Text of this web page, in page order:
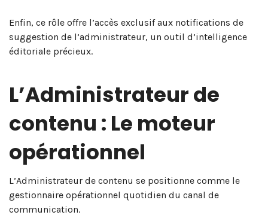
Enfin, ce rôle offre l’accès exclusif aux notifications de
suggestion de l’administrateur, un outil d’intelligence
éditoriale précieux.
L’Administrateur de
contenu : Le moteur
opérationnel
L’Administrateur de contenu se positionne comme le
gestionnaire opérationnel quotidien du canal de
communication.